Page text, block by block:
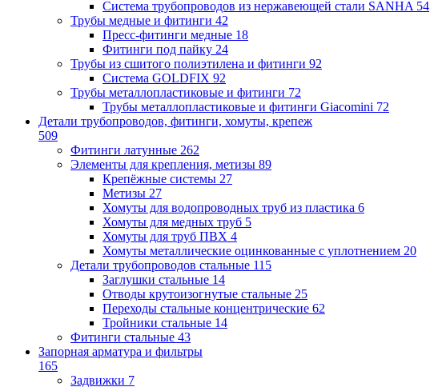
Система трубопроводов из нержавеющей стали SANHA 54
Трубы медные и фитинги 42
Пресс-фитинги медные 18
Фитинги под пайку 24
Трубы из сшитого полиэтилена и фитинги 92
Система GOLDFIX 92
Трубы металлопластиковые и фитинги 72
Трубы металлопластиковые и фитинги Giacomini 72
Детали трубопроводов, фитинги, хомуты, крепеж
509
Фитинги латунные 262
Элементы для крепления, метизы 89
Крепёжные системы 27
Метизы 27
Хомуты для водопроводных труб из пластика 6
Хомуты для медных труб 5
Хомуты для труб ПВХ 4
Хомуты металлические оцинкованные с уплотнением 20
Детали трубопроводов стальные 115
Заглушки стальные 14
Отводы крутоизогнутые стальные 25
Переходы стальные концентрические 62
Тройники стальные 14
Фитинги стальные 43
Запорная арматура и фильтры
165
Задвижки 7